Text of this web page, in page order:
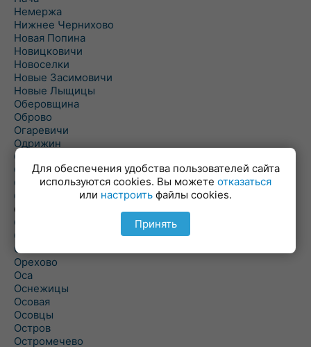
Немержа
Нижнее Чернихово
Новая Попина
Новицковичи
Новоселки
Новые Засимовичи
Новые Лыщицы
Оберовщина
Оброво
Огаревичи
Одрижин
Оздамичи
Озяты
Олтуш
Ольманы
Ольпень
Ольшаны
Омельная
Ополь
Орехово
Оса
Оснежицы
Осовая
Осовцы
Остров
Остромечево
Для обеспечения удобства пользователей сайта
используются cookies. Вы можете отказаться
или настроить файлы cookies.
Принять